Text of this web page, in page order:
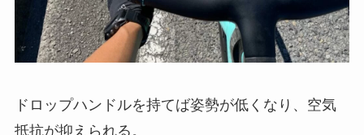
ドロップハンドルを持てば姿勢が低くなり、空気
抵抗が抑えられる。